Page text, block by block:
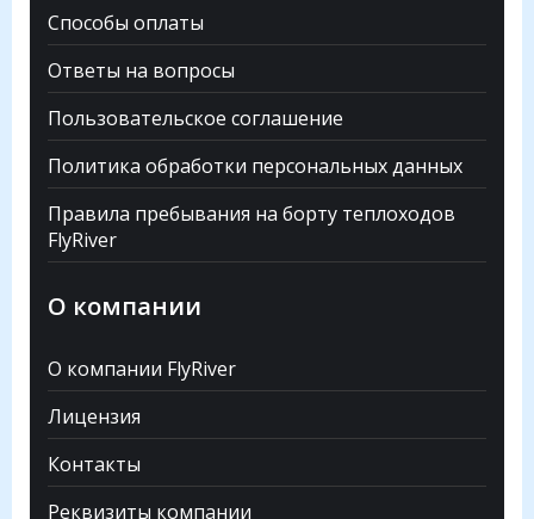
Способы оплаты
Ответы на вопросы
Пользовательское соглашение
Политика обработки персональных данных
Правила пребывания на борту теплоходов
FlyRiver
О компании
О компании FlyRiver
Лицензия
Контакты
Реквизиты компании